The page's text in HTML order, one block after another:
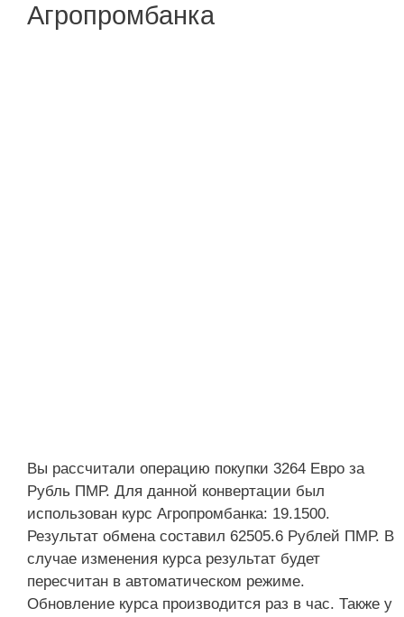
Агропромбанка
Вы рассчитали операцию покупки 3264 Евро за
Рубль ПМР. Для данной конвертации был
использован курс Агропромбанка: 19.1500.
Результат обмена составил 62505.6 Рублей ПМР. В
случае изменения курса результат будет
пересчитан в автоматическом режиме.
Обновление курса производится раз в час. Также у